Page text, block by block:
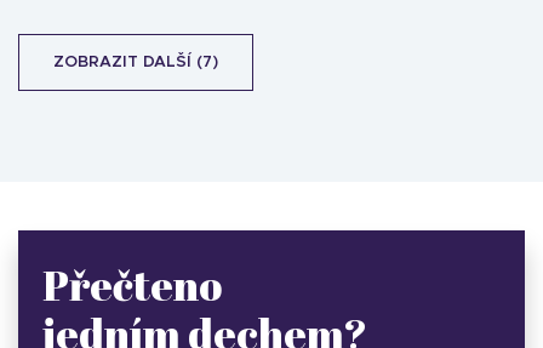
ZOBRAZIT DALŠÍ (7)
Přečteno
jedním dechem?